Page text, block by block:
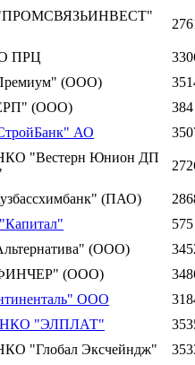
ПРЦ
(ООО)
(ООО)
384
АО
"Вестерн Юнион ДП
(ПАО)
575
(ООО)
(ООО)
ООО
"ЭЛПЛАТ"
"Глобал Эксчейндж"